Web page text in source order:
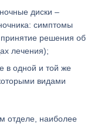
диски –
симптомы
решения об
лечения);
в одной и той же
видами
отделе, наиболее